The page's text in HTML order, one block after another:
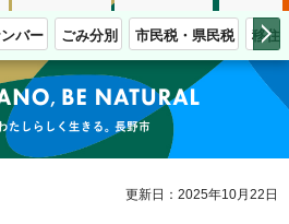
バー ごみ分別 市民税・県民税 移住
しらしく生きる。長野市
更新日：2025年10月22日